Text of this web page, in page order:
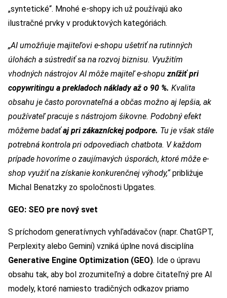
„syntetické“. Mnohé e-shopy ich už používajú ako
ilustračné prvky v produktových kategóriách.
„AI umožňuje majiteľovi e-shopu ušetriť na rutinných
úlohách a sústrediť sa na rozvoj biznisu. Využitím
vhodných nástrojov AI môže majiteľ e-shopuznížiť pri
copywritingu a prekladoch náklady až o 90 %. Kvalita
obsahu je často porovnateľná a občas možno aj lepšia, ak
používateľ pracuje s nástrojom šikovne. Podobný efekt
môžeme badaťaj pri zákazníckej podpore. Tu je však stále
potrebná kontrola pri odpovediach chatbota. V každom
prípade hovoríme o zaujímavých úsporách, ktoré môže e-
shop využiť na získanie konkurenčnej výhody,“približuje
Michal Benatzky zo spoločnosti Upgates.
GEO: SEO pre nový svet
S príchodom generatívnych vyhľadávačov (napr. ChatGPT,
Perplexity alebo Gemini) vzniká úplne nová disciplína
Generative Engine Optimization (GEO). Ide o úpravu
obsahu tak, aby bol zrozumiteľný a dobre čitateľný pre AI
modely, ktoré namiesto tradičných odkazov priamo